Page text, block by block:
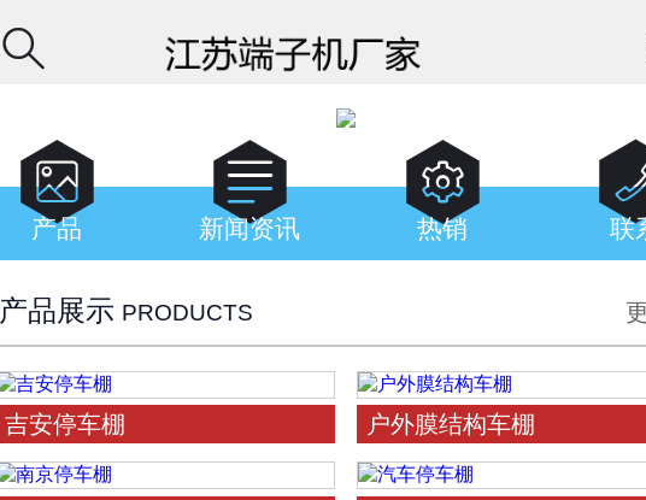


产品 
新闻资讯 
热销 联
产品展示 PRODUCTS
吉安停车棚 户外膜结构车棚